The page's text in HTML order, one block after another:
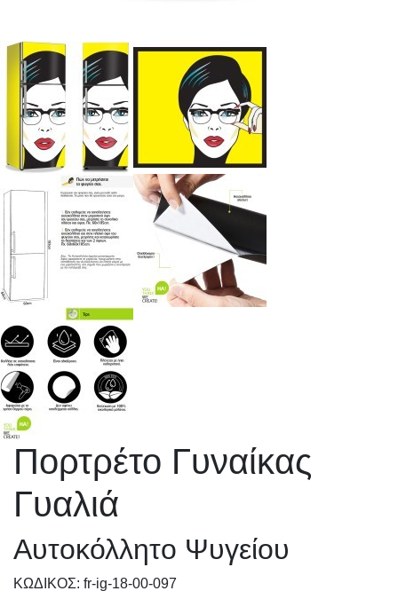
Πορτρέτο Γυναίκας
Γυαλιά
Αυτοκόλλητο Ψυγείου
KΩΔΙΚΟΣ: fr-ig-18-00-097